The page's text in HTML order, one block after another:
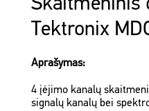
Skaitmeninis
Tektronix
Aprašymas:
4 įėjimo kanalų
signalų kanalų bei